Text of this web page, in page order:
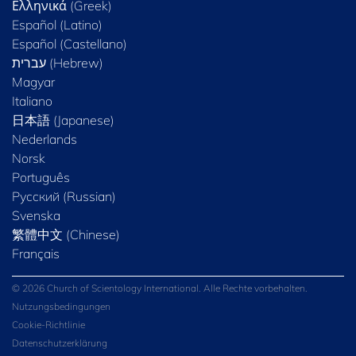
Ελληνικά (Greek)
Español (Latino)
Español (Castellano)
Magyar
Italiano
日本語 (Japanese)
Nederlands
Norsk
Português
Русский (Russian)
Svenska
繁體中文 (Chinese)
Français
© 2026 Church of Scientology International. Alle Rechte vorbehalten.
Nutzungsbedingungen
Cookie-Richtlinie
Datenschutzerklärung